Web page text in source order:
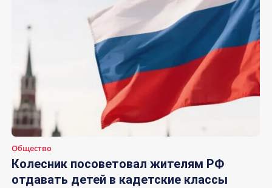
Общество
Колесник посоветовал жителям РФ
отдавать детей в кадетские классы